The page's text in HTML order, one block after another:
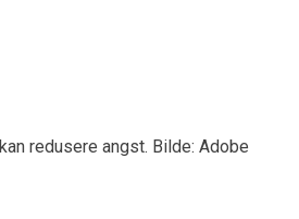
redusere angst. Bilde: Adobe